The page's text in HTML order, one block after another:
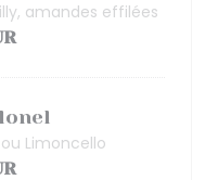
amandes effilées
Limoncello